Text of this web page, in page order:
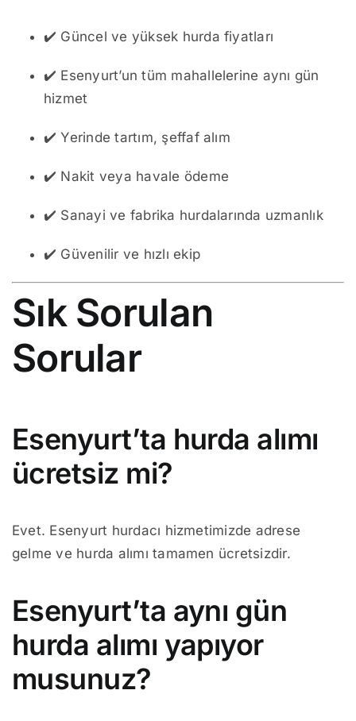
✔️ Güncel ve yüksek hurda fiyatları
✔️ Esenyurt’un tüm mahallelerine aynı gün
hizmet
✔️ Yerinde tartım, şeffaf alım
✔️ Nakit veya havale ödeme
✔️ Sanayi ve fabrika hurdalarında uzmanlık
✔️ Güvenilir ve hızlı ekip
Sık Sorulan
Sorular
Esenyurt’ta hurda alımı
ücretsiz mi?
Evet. Esenyurt hurdacı hizmetimizde adrese
gelme ve hurda alımı tamamen ücretsizdir.
Esenyurt’ta aynı gün
hurda alımı yapıyor
musunuz?